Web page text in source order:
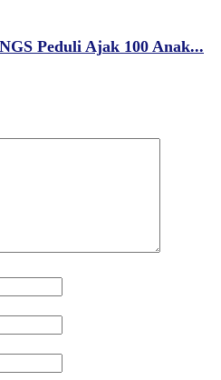
Peduli Ajak 100 Anak...